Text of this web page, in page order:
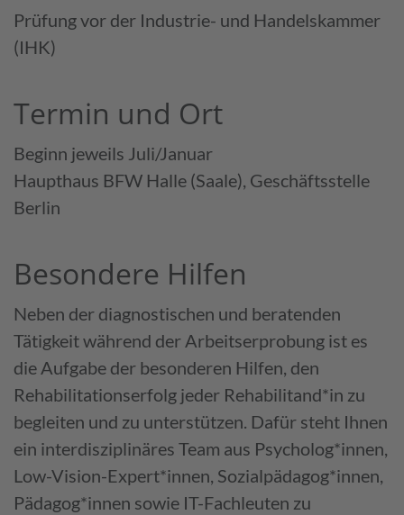
Prüfung vor der Industrie- und Handelskammer
(IHK)
Termin und Ort
Beginn jeweils Juli/Januar
Haupthaus BFW Halle (Saale), Geschäftsstelle
Berlin
Besondere Hilfen
Neben der diagnostischen und beratenden
Tätigkeit während der Arbeitserprobung ist es
die Aufgabe der besonderen Hilfen, den
Rehabilitationserfolg jeder Rehabilitand*in zu
begleiten und zu unterstützen. Dafür steht Ihnen
ein interdisziplinäres Team aus Psycholog*innen,
Low-Vision-Expert*innen, Sozialpädagog*innen,
Pädagog*innen sowie IT-Fachleuten zu